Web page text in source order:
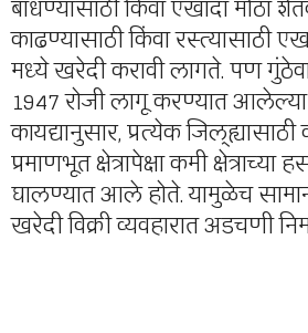
बांधण्यासाठी किंवा एखादा मोठा
काढण्यासाठी किंवा रस्त्यासाठी
मध्ये खरेदी करावी लागते. पण
1947 रोजी लागू करण्यात
कायद्यानुसार, प्रत्येक
प्रमाणभूत क्षेत्रापेक्षा कमी क्षेत्राच्या
घालण्यात आले होते. यामुळेच
खरेदी विक्री व्यवहारात अडचणी